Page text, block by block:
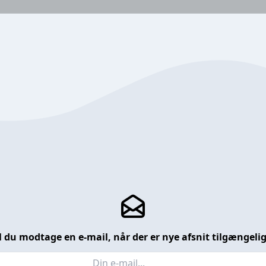
du modtage en e-mail, når der er nye afsnit